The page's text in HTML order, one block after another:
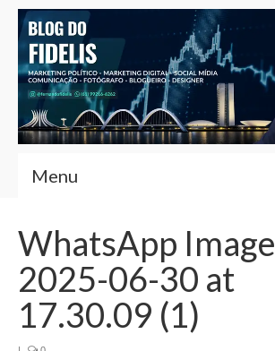
Menu
Fernando Fidelis
Café com Fidelis
WhatsApp Image
2025-06-30 at
17.30.09 (1)